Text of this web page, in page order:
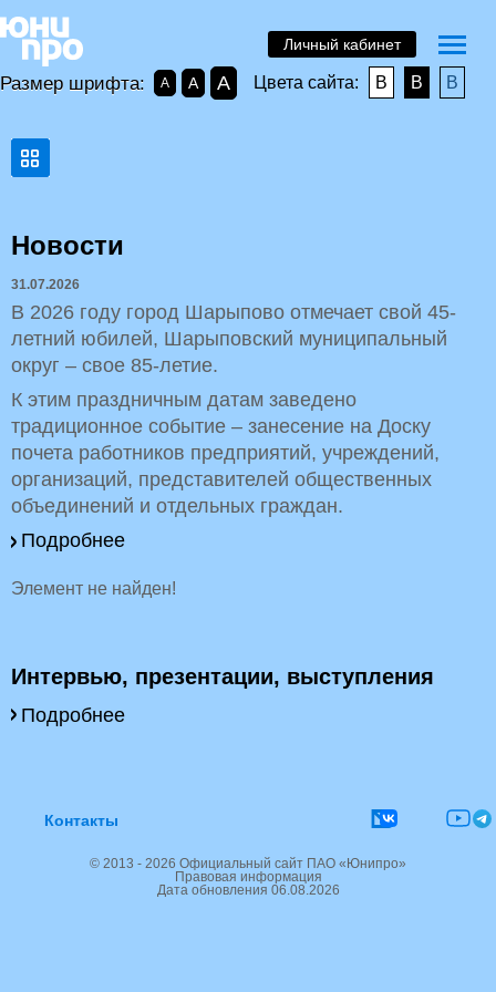
Размер шрифта: A A A Цвета сайта: B B B
Личный кабинет
Новости
31.07.2026
В 2026 году город Шарыпово отмечает свой 45-
летний юбилей, Шарыповский муниципальный
округ – свое 85-летие.
К этим праздничным датам заведено
традиционное событие – занесение на Доску
почета работников предприятий, учреждений,
организаций, представителей общественных
объединений и отдельных граждан.
Подробнее
Элемент не найден!
Интервью, презентации, выступления
Подробнее
Контакты
© 2013 - 2026 Официальный сайт ПАО «Юнипро»
Правовая информация
Дата обновления 06.08.2026